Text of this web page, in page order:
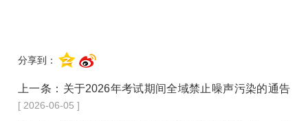
分享到：
上一条： 关于2026年考试期间全域禁止噪声污染的通告
[ 2026-06-05 ]